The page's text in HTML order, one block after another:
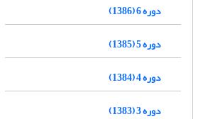
دوره 6 (1386)
دوره 5 (1385)
دوره 4 (1384)
دوره 3 (1383)